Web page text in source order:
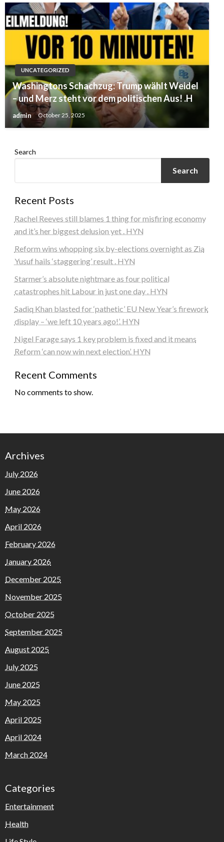
UNCATEGORIZED
Washingtons Schachzug: Trump wählt Weidel
– und Merz steht vor dem politischen Aus! .H
admin October 25, 2025
Search
Search
Recent Posts
Rachel Reeves still blames 1 thing for misfiring economy
and it’s her biggest delusion yet . HYN
Reform wins whopping six by-elections overnight as Zia
Yusuf hails ‘staggering’ result . HYN
Starmer’s absolute nightmare as four political
catastrophes hit Labour in just one day . HYN
Sadiq Khan blasted for ‘pathetic’ EU New Year’s firework
display – ‘we left 10 years ago!’. HYN
Nigel Farage says 1 key problem is fixed and it means
Reform ‘can now win next election’. HYN
Recent Comments
No comments to show.
Archives
July 2026
June 2026
May 2026
April 2026
February 2026
January 2026
December 2025
November 2025
October 2025
September 2025
August 2025
July 2025
June 2025
May 2025
April 2025
April 2024
March 2024
Categories
Entertainment
Health